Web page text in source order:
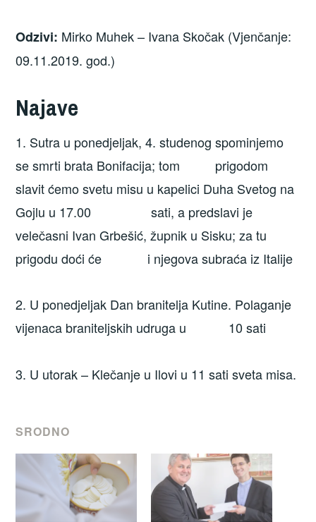
Odzivi: Mirko Muhek – Ivana Skočak (Vjenčanje:
09.11.2019. god.)
Najave
1. Sutra u ponedjeljak, 4. studenog spominjemo
se smrti brata Bonifacija; tom prigodom
slavit ćemo svetu misu u kapelici Duha Svetog na
Gojlu u 17.00 sati, a predslavi je
velečasni Ivan Grbešić, župnik u Sisku; za tu
prigodu doći će i njegova subraća iz Italije
2. U ponedjeljak Dan branitelja Kutine. Polaganje
vijenaca braniteljskih udruga u 10 sati
3. U utorak – Klečanje u Ilovi u 11 sati sveta misa.
SRODNO